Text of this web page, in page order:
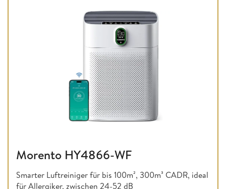
Morento HY4866-WF
Smarter Luftreiniger für bis 100m², 300m³ CADR, ideal
für Allergiker, zwischen 24-52 dB